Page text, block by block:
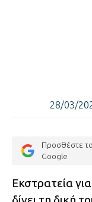
28/03/
Προσθέστε
Google
Εκστρατεία